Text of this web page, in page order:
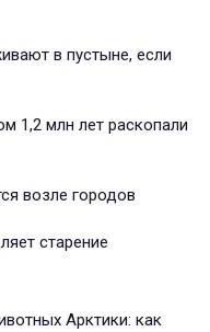
в пустыне, если
1,2 млн лет раскопали
возле городов
старение
Арктики: как